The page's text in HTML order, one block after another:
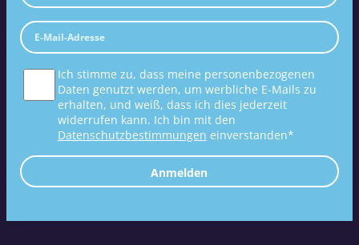
Ich stimme zu, dass meine personenbezogenen
Daten genutzt werden, um werbliche E-Mails zu
erhalten, und weiß, dass ich dies jederzeit
widerrufen kann. Ich bin mit den
Datenschutzbestimmungen einverstanden*
Anmelden